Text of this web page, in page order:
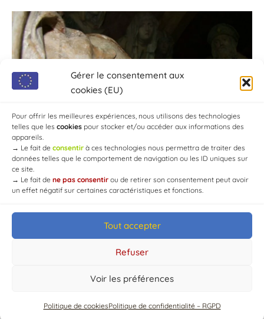
Gérer le consentement aux
cookies (EU)
Pour offrir les meilleures expériences, nous utilisons des technologies
telles que les cookies pour stocker et/ou accéder aux informations des
appareils.
→ Le fait de consentir à ces technologies nous permettra de traiter des
données telles que le comportement de navigation ou les ID uniques sur
ce site.
→ Le fait de ne pas consentir ou de retirer son consentement peut avoir
un effet négatif sur certaines caractéristiques et fonctions.
Tout accepter
Refuser
Voir les préférences
Politique de cookiesPolitique de confidentialité – RGPD
© Mairie de Chaource [2004-2024] | Tous droits réservés.
Developed byWEB3-DESIGN